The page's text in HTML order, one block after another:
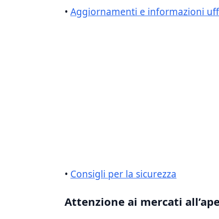
• Aggiornamenti e informazioni
• Consigli per la⁣ sicurezza
Attenzione ai mercati